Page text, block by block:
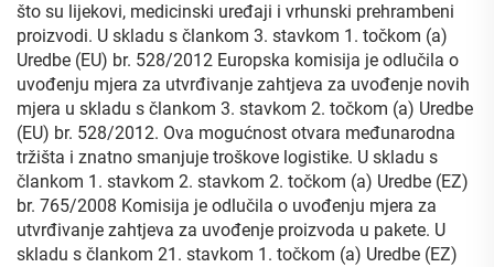
što su lijekovi, medicinski uređaji i vrhunski prehrambeni
proizvodi. U skladu s člankom 3. stavkom 1. točkom (a)
Uredbe (EU) br. 528/2012 Europska komisija je odlučila o
uvođenju mjera za utvrđivanje zahtjeva za uvođenje novih
mjera u skladu s člankom 3. stavkom 2. točkom (a) Uredbe
(EU) br. 528/2012. Ova mogućnost otvara međunarodna
tržišta i znatno smanjuje troškove logistike. U skladu s
člankom 1. stavkom 2. stavkom 2. točkom (a) Uredbe (EZ)
br. 765/2008 Komisija je odlučila o uvođenju mjera za
utvrđivanje zahtjeva za uvođenje proizvoda u pakete. U
skladu s člankom 21. stavkom 1. točkom (a) Uredbe (EZ)